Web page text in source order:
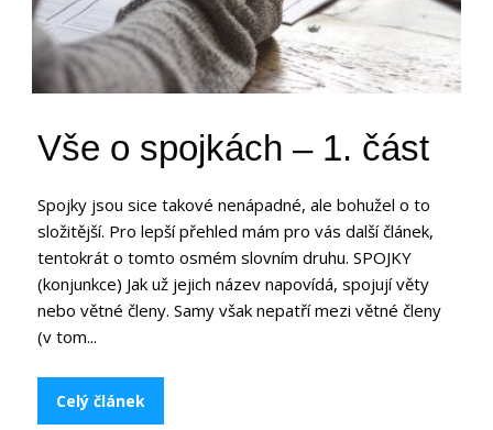
Vše o spojkách – 1. část
Spojky jsou sice takové nenápadné, ale bohužel o to
složitější. Pro lepší přehled mám pro vás další článek,
tentokrát o tomto osmém slovním druhu. SPOJKY
(konjunkce) Jak už jejich název napovídá, spojují věty
nebo větné členy. Samy však nepatří mezi větné členy
(v tom...
Celý článek